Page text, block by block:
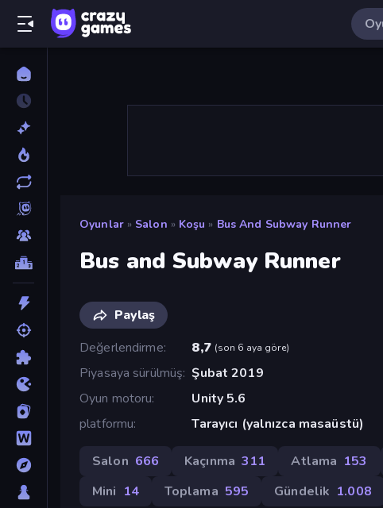
Oyunlar » Salon » Koşu » Bus And Subway Runner
Bus and Subway Runner
Paylaş
Değerlendirme
8,7 (son 6 aya göre)
Piyasaya sürülmüş Şubat 2019
Oyun motoru
Unity 5.6
platformu
Tarayıcı (yalnızca masaüstü)
Salon 666 Kaçınma 311 Atlama 153
Mini 14 Toplama 595 Gündelik 1.008